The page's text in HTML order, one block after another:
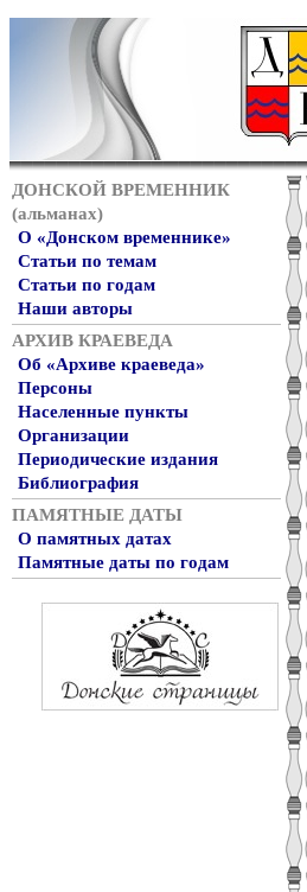
ДОНСКОЙ ВРЕМЕННИК
(альманах)
О «Донском временнике»
Статьи по темам
Статьи по годам
Наши авторы
АРХИВ КРАЕВЕДА
Об «Архиве краеведа»
Персоны
Населенные пункты
Организации
Периодические издания
Библиография
ПАМЯТНЫЕ ДАТЫ
О памятных датах
Памятные даты по годам